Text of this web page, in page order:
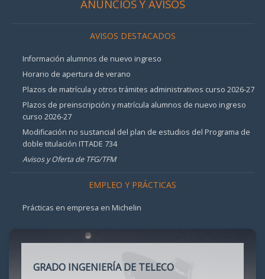
ANUNCIOS Y AVISOS
AVISOS DESTACADOS
Información alumnos de nuevo ingreso
Horario de apertura de verano
Plazos de matrícula y otros trámites administrativos curso 2026-27
Plazos de preinscripción y matrícula alumnos de nuevo ingreso
curso 2026-27
Modificación no sustancial del plan de estudios del Programa de
doble titulación ITTADE 734
Avisos y Oferta de TFG/TFM
EMPLEO Y PRÁCTICAS
Prácticas en empresa en Michelin
GRADO INGENIERÍA DE TELECO